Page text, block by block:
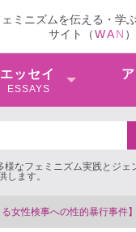
ェミニズムを伝える・学
サイト（WAN ）
エッセイ
ESSAYS
なフェミニズム実践とジェ
します。